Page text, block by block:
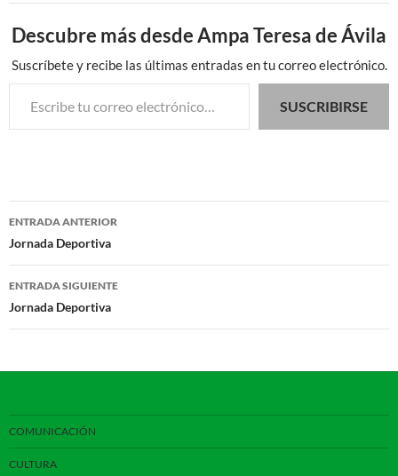
Descubre más desde Ampa Teresa de Ávila
Suscríbete y recibe las últimas entradas en tu correo electrónico.
Escribe tu correo electrónico…
SUSCRIBIRSE
Navegación
de
entradas
ENTRADA ANTERIOR
Jornada Deportiva
ENTRADA SIGUIENTE
Jornada Deportiva
COMUNICACIÓN
CULTURA